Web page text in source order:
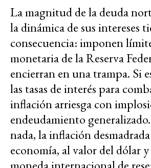
La magnitud de la deuda
la dinámica de sus intereses
consecuencia: imponen
monetaria de la Reserva
encierran en una trampa. Si
las tasas de interés para
inflación arriesga con
endeudamiento
nada, la inflación
economía, al valor del dólar